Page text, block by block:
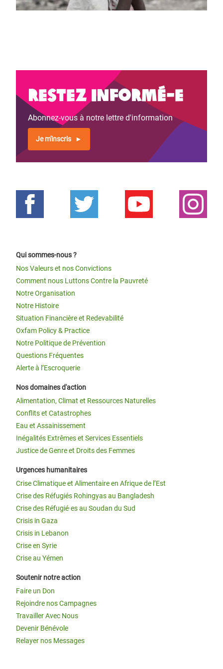
Restez informé-e
Abonnez-vous à notre lettre d'information
Je m'inscris
Qui sommes-nous ?
Nos Valeurs et nos Convictions
Comment nous Luttons Contre la Pauvreté
Notre Organisation
Notre Histoire
Situation Financière et Redevabilité
Oxfam Policy & Practice
Notre Politique de Prévention
Questions Fréquentes
Alerte à l’Escroquerie
Nos domaines d'action
Alimentation, Climat et Ressources Naturelles
Conflits et Catastrophes
Eau et Assainissement
Inégalités Extrêmes et Services Essentiels
Justice de Genre et Droits des Femmes
Urgences humanitaires
Crise Climatique et Alimentaire en Afrique de l’Est
Crise des Réfugiés Rohingyas au Bangladesh
Crise des Réfugié·es au Soudan du Sud
Crisis in Gaza
Crisis in Lebanon
Crise en Syrie
Crise au Yémen
Soutenir notre action
Faire un Don
Rejoindre nos Campagnes
Travailler Avec Nous
Devenir Bénévole
Relayer nos Messages